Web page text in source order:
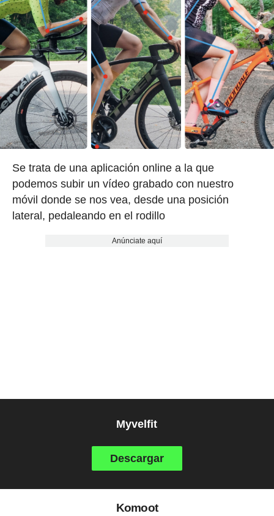
Se trata de una aplicación online a la que
podemos subir un vídeo grabado con nuestro
móvil donde se nos vea, desde una posición
lateral, pedaleando en el rodillo
Anúnciate aquí
Myvelfit
Descargar
Komoot